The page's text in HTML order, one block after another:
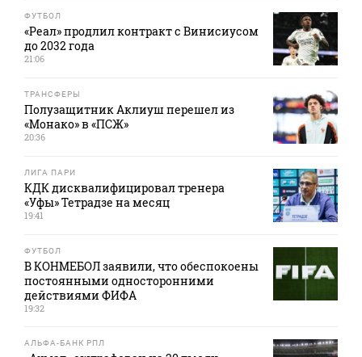
ФУТБОЛ
«Реал» продлил контракт с Винисиусом
до 2032 года
21:06
ТРАНСФЕРЫ
Полузащитник Аклиуш перешел из
«Монако» в «ПСЖ»
20:36
ЛИГА ПАРИ
КДК дисквалифицировал тренера
«Уфы» Тетрадзе на месяц
19:41
ФУТБОЛ
В КОНМЕБОЛ заявили, что обеспокоены
постоянными односторонними
действиями ФИФА
19:32
АЛЬФА-БАНК РПЛ